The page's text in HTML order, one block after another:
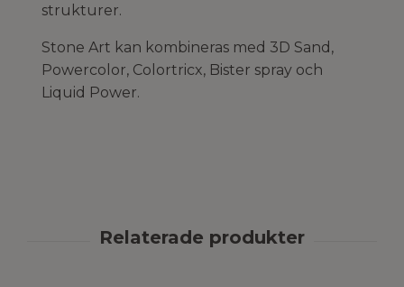
strukturer.
Stone Art kan kombineras med 3D Sand,
Powercolor, Colortricx, Bister spray och
Liquid Power.